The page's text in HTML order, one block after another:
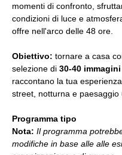
momenti di confronto,
condizioni di luce e
offre nell'arco delle 48 ore.
Obiettivo: tornare a casa
selezione di 30-40 immagini
raccontano la tua
street, notturna e paesaggio
Programma tipo
Nota: Il programma
modifiche in base alle alle